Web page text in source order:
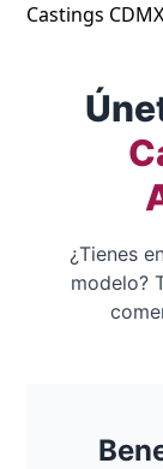
Castings
¿Tienes
modelo?